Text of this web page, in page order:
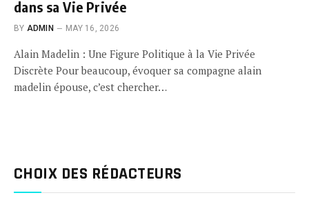
dans sa Vie Privée
BY ADMIN MAY 16, 2026
Alain Madelin : Une Figure Politique à la Vie Privée
Discrète Pour beaucoup, évoquer sa compagne alain
madelin épouse, c’est chercher…
CHOIX DES RÉDACTEURS